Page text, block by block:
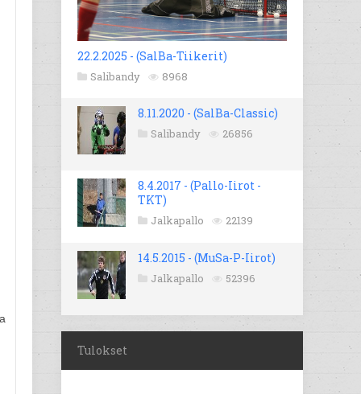
22.2.2025 - (SalBa-Tiikerit)
Salibandy 8968
8.11.2020 - (SalBa-Classic)
Salibandy 26856
8.4.2017 - (Pallo-Iirot -
TKT)
Jalkapallo 22139
14.5.2015 - (MuSa-P-Iirot)
Jalkapallo 52396
Tulokset